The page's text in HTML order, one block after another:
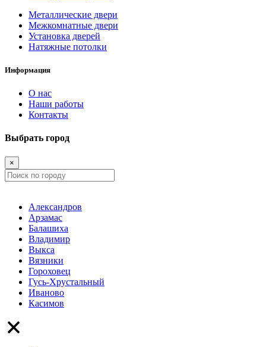
Металлические двери
Межкомнатные двери
Установка дверей
Натяжные потолки
Информация
О нас
Наши работы
Контакты
Выбрать город
×
Александров
Арзамас
Балашиха
Владимир
Выкса
Вязники
Гороховец
Гусь-Хрустальный
Иваново
Касимов